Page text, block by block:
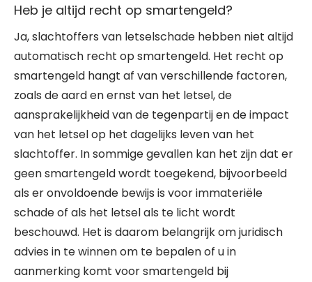
Heb je altijd recht op smartengeld?
Ja, slachtoffers van letselschade hebben niet altijd
automatisch recht op smartengeld. Het recht op
smartengeld hangt af van verschillende factoren,
zoals de aard en ernst van het letsel, de
aansprakelijkheid van de tegenpartij en de impact
van het letsel op het dagelijks leven van het
slachtoffer. In sommige gevallen kan het zijn dat er
geen smartengeld wordt toegekend, bijvoorbeeld
als er onvoldoende bewijs is voor immateriële
schade of als het letsel als te licht wordt
beschouwd. Het is daarom belangrijk om juridisch
advies in te winnen om te bepalen of u in
aanmerking komt voor smartengeld bij